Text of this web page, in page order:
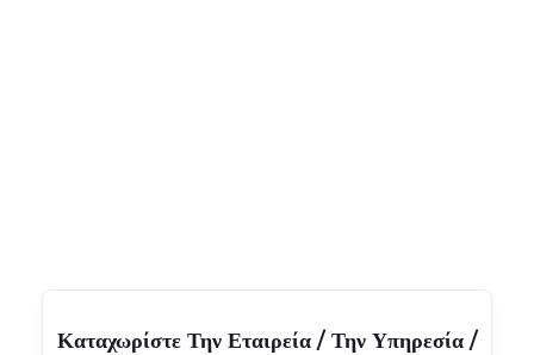
Καταχωρίστε Την Εταιρεία / Την Υπηρεσία /